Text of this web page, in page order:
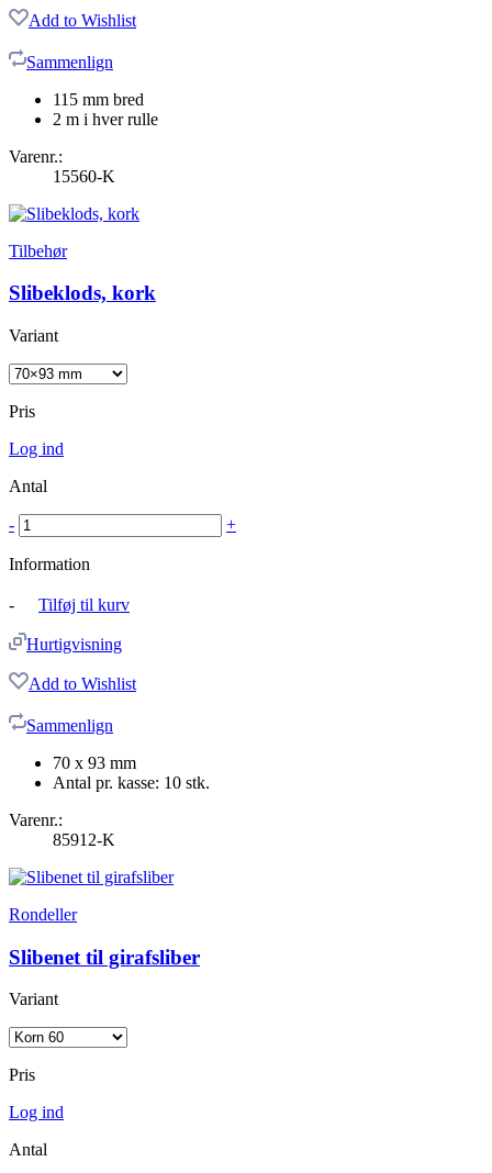
Add to Wishlist
Sammenlign
115 mm bred
2 m i hver rulle
Varenr.:
15560-K
Tilbehør
Slibeklods, kork
Variant
Pris
Log ind
Antal
- +
Information
- Tilføj til kurv
Hurtigvisning
Add to Wishlist
Sammenlign
70 x 93 mm
Antal pr. kasse: 10 stk.
Varenr.:
85912-K
Rondeller
Slibenet til girafsliber
Variant
Pris
Log ind
Antal